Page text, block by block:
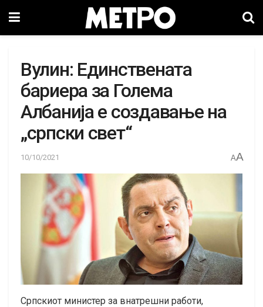
Вулин: Единствената
бариера за Голема
Албанија е создавање на
„српски свет“
10/10/2021 AA
Српскиот министер за внатрешни работи,